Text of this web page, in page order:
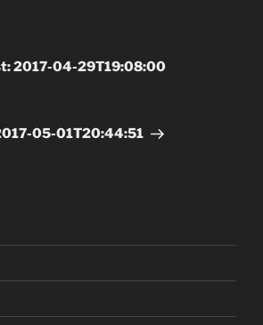
2017-04-29T19:08:00
05-01T20:44:51